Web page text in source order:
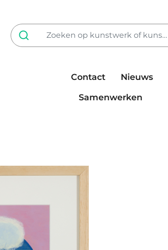
Contact Nieuws
Samenwerken